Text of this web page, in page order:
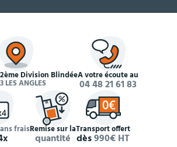
Division Blindée
LES ANGLES
À votre écoute au
04 48 21 61 83
fraisRemise sur la
quantité
Transport offert
dès990€ HT